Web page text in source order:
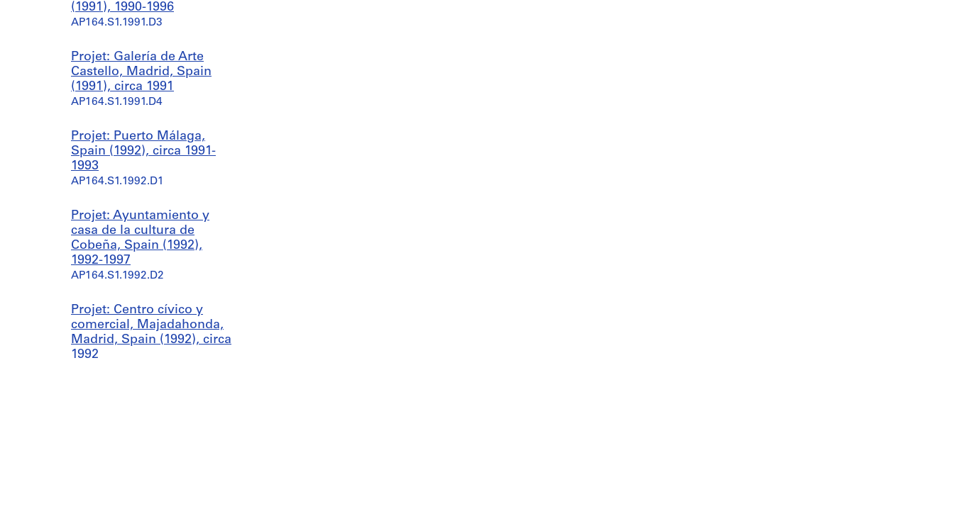
(1991), 1990-1996
AP164.S1.1991.D3
Projet: Galería de Arte
Castello, Madrid, Spain
(1991), circa 1991
AP164.S1.1991.D4
Projet: Puerto Málaga,
Spain (1992), circa 1991-
1993
AP164.S1.1992.D1
Projet: Ayuntamiento y
casa de la cultura de
Cobeña, Spain (1992),
1992-1997
AP164.S1.1992.D2
Projet: Centro cívico y
comercial, Majadahonda,
Madrid, Spain (1992), circa
1992